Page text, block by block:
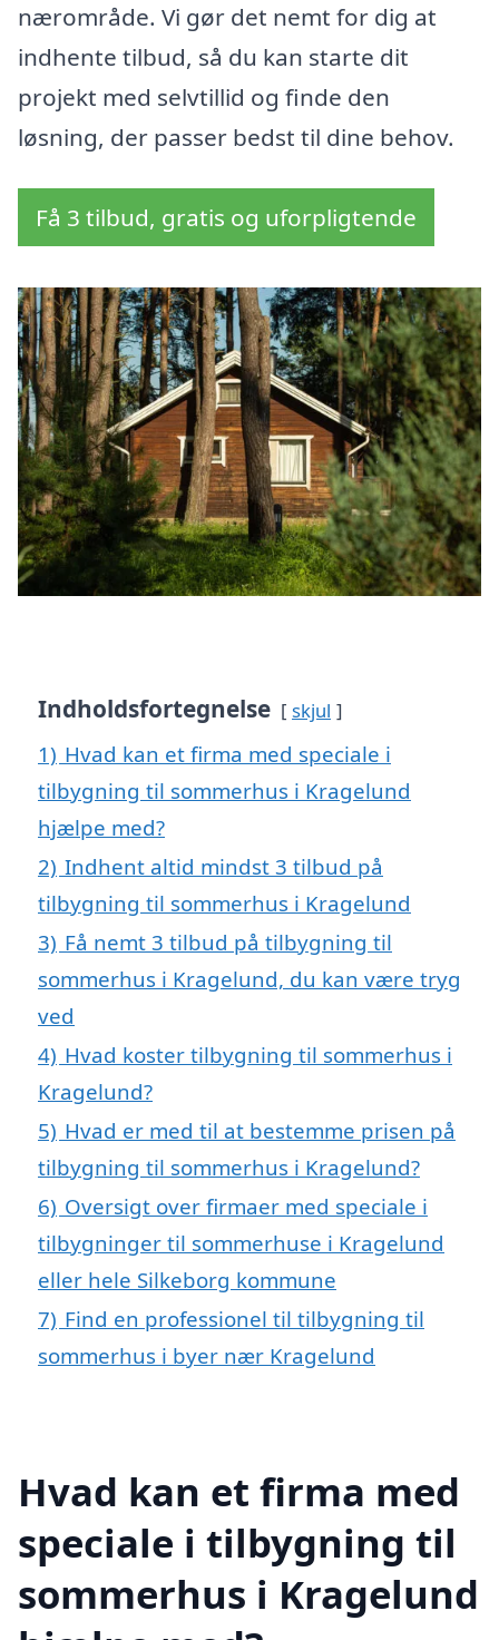
nærområde. Vi gør det nemt for dig at
indhente tilbud, så du kan starte dit
projekt med selvtillid og finde den
løsning, der passer bedst til dine behov.
Få 3 tilbud, gratis og uforpligtende
Indholdsfortegnelse skjul
1) Hvad kan et firma med speciale i
tilbygning til sommerhus i Kragelund
hjælpe med?
2) Indhent altid mindst 3 tilbud på
tilbygning til sommerhus i Kragelund
3) Få nemt 3 tilbud på tilbygning til
sommerhus i Kragelund, du kan være tryg
ved
4) Hvad koster tilbygning til sommerhus i
Kragelund?
5) Hvad er med til at bestemme prisen på
tilbygning til sommerhus i Kragelund?
6) Oversigt over firmaer med speciale i
tilbygninger til sommerhuse i Kragelund
eller hele Silkeborg kommune
7) Find en professionel til tilbygning til
sommerhus i byer nær Kragelund
Hvad kan et firma med
speciale i tilbygning til
sommerhus i Kragelund